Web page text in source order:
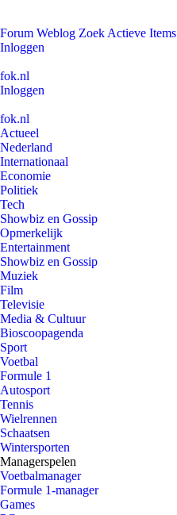
Forum Weblog Zoek Actieve Items
Inloggen
fok.nl
Inloggen
fok.nl
Actueel
Nederland
Internationaal
Economie
Politiek
Tech
Showbiz en Gossip
Opmerkelijk
Entertainment
Showbiz en Gossip
Muziek
Film
Televisie
Media & Cultuur
Bioscoopagenda
Sport
Voetbal
Formule 1
Autosport
Tennis
Wielrennen
Schaatsen
Wintersporten
Managerspelen
Voetbalmanager
Formule 1-manager
Games